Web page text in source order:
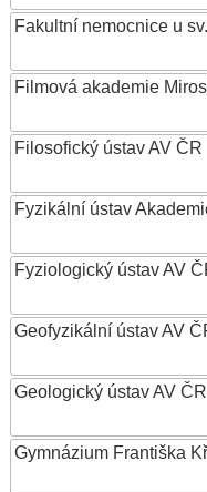
Fakultní nemocnice u
Filmová akademie
Filosofický ústav AV ČR
Fyzikální ústav
Fyziologický ústav AV
Geofyzikální ústav AV
Geologický ústav AV ČR
Gymnázium Františka